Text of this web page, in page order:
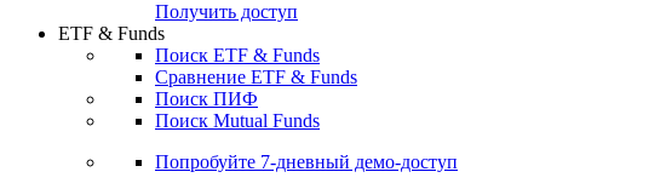
Получить доступ
ETF & Funds
Поиск ETF & Funds
Сравнение ETF & Funds
Поиск ПИФ
Поиск Mutual Funds
Попробуйте 7-дневный демо-доступ